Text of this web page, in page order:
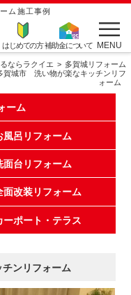
ム施工事例
はじめての方補助金について MENU
ならラクイエ
多賀城リフォーム
賀城市 洗い物が楽なキッチンリフ
ォーム
ーム
風呂リフォーム
面台リフォーム
面改装リフォーム
ーポート・テラス
ンリフォーム